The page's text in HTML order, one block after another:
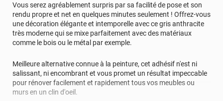
Vous serez agréablement surpris par sa facilité de pose et son
rendu propre et net en quelques minutes seulement ! Offrez-vous
une décoration élégante et intemporelle avec ce gris anthracite
très moderne qui se mixe parfaitement avec des matériaux
comme le bois ou le métal par exemple.
Meilleure alternative connue à la peinture, cet adhésif n'est ni
salissant, ni encombrant et vous promet un résultat impeccable
pour rénover facilement et rapidement tous vos meubles ou
murs en un clin d'oeil.